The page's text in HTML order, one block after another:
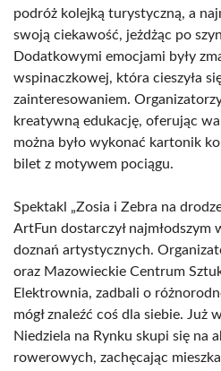
podróż kolejką turystyczną, a
swoją ciekawość, jeżdżąc po
Dodatkowymi emocjami były
wspinaczkowej, która cieszyła
zainteresowaniem.
kreatywną edukację, oferując
można było wykonać kartonik
bilet z motywem pociągu.
Spektakl „Zosia i Zebra na
ArtFun dostarczył
doznań artystycznych.
oraz Mazowieckie Centrum
Elektrownia, zadbali o
mógł znaleźć coś dla siebie. Już
Niedziela na Rynku skupi się na
rowerowych, zachęcając